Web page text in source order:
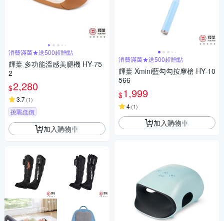
消費滿萬★送500超贈點
輝葉 多功能溫感美腿機 HY-75
2
$2,280
3.7(1)
挑戰低價
加入購物車
消費滿萬★送500超贈點
輝葉 Xmini藍勾勾按摩槍 HY-10
566
$1,999
4(1)
加入購物車